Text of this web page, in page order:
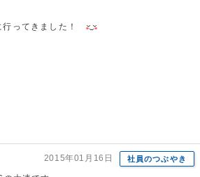
行ってきました！
2015年01月16日 社員のつぶやき